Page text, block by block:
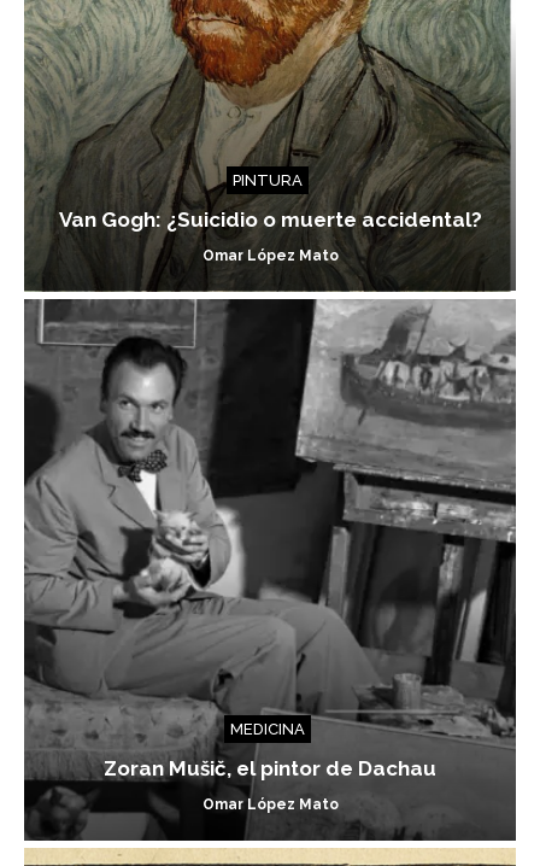
PINTURA
Van Gogh: ¿Suicidio o muerte accidental?
Omar López Mato
MEDICINA
Zoran Mušič, el pintor de Dachau
Omar López Mato